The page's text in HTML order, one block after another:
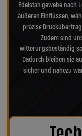
Edelstahlgewebe nach
äußeren Einflüssen,
präzise
Zudem sind
witterungsbeständig
Dadurch bleiben sie
sicher und nahezu